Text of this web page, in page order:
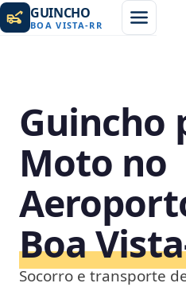
GUINCHO
BOA VISTA-RR
Guincho
Moto no
Boa
Socorro e transporte